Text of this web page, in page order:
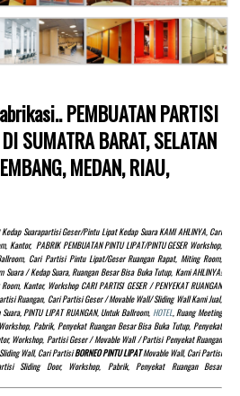
PEMBUATAN PARTISI
SUMATRA BARAT, SELATAN
MEDAN, RIAU,
Suarapartisi Geser/pintu Lipat Kedap Suara KAMI AHLINYA, Cari
Kantor, PABRIK PEMBUATAN PINTU LIPAT/PINTU GESER Workshop,
Cari Partisi Pintu Lipat/Geser Ruangan Rapat, Miting Room,
/ Kedap Suara, Ruangan Besar Bisa Buka Tutup, Kami AHLINYA!
Kantor, Workshop CARI PARTISI GESER / PENYEKAT RUANGAN
Ruangan, Cari Partisi Geser / Movable Wall/ Sliding Wall Kami Jual,
PINTU LIPAT RUANGAN, Untuk Ballroom, HOTEL, Ruang Meeting
Pabrik, Penyekat Ruangan Besar Bisa Buka Tutup, Penyekat
Workshop, Partisi Geser / Movable Wall / Partisi Penyekat Ruangan
Wall, Cari PartisiBORNEO PINTU LIPATMovable Wall, Cari Partisi
Sliding Door, Workshop, Pabrik, Penyekat Ruangan Besar